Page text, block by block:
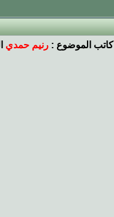
كاتب الموضوع : رنيم حمدي